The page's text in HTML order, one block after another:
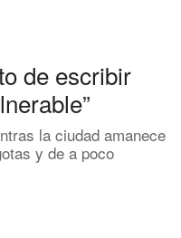
de escribir
la ciudad amanece
y de a poco